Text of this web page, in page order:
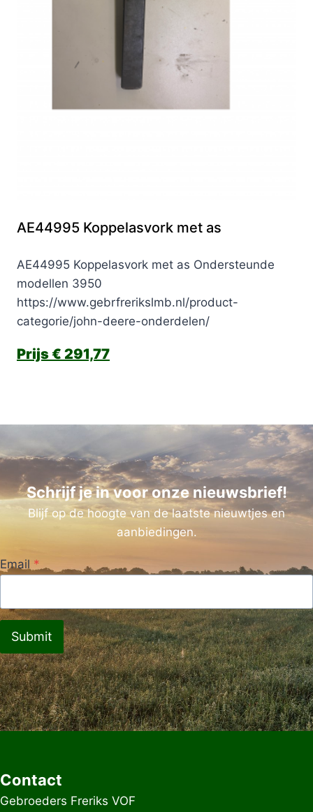
AE44995 Koppelasvork met as
AE44995 Koppelasvork met as Ondersteunde
modellen 3950
https://www.gebrfrerikslmb.nl/product-
categorie/john-deere-onderdelen/
€ 291,77
Schrijf je in voor onze nieuwsbrief!
Blijf op de hoogte van de laatste nieuwtjes en
aanbiedingen.
Email *
Submit
Contact
Gebroeders Freriks VOF